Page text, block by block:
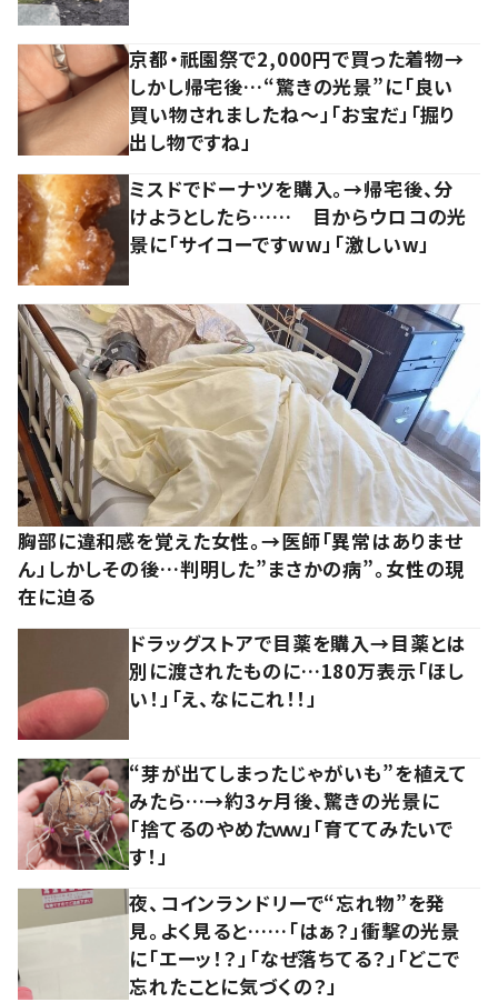
京都・祇園祭で2,000円で買った着物→
しかし帰宅後…“驚きの光景”に「良い
買い物されましたね～」「お宝だ」「掘り
出し物ですね」
ミスドでドーナツを購入。→帰宅後、分
けようとしたら…… 目からウロコの光
景に「サイコーですww」「激しいw」
胸部に違和感を覚えた女性。→医師「異常はありませ
ん」しかしその後…判明した”まさかの病”。女性の現
在に迫る
ドラッグストアで目薬を購入→目薬とは
別に渡されたものに…180万表示「ほし
い！」「え、なにこれ！！」
“芽が出てしまったじゃがいも”を植えて
みたら…→約3ヶ月後、驚きの光景に
「捨てるのやめたｗｗ」「育ててみたいで
す！」
夜、コインランドリーで“忘れ物”を発
見。よく見ると……「はぁ？」衝撃の光景
に「エーッ！？」「なぜ落ちてる？」「どこで
忘れたことに気づくの？」